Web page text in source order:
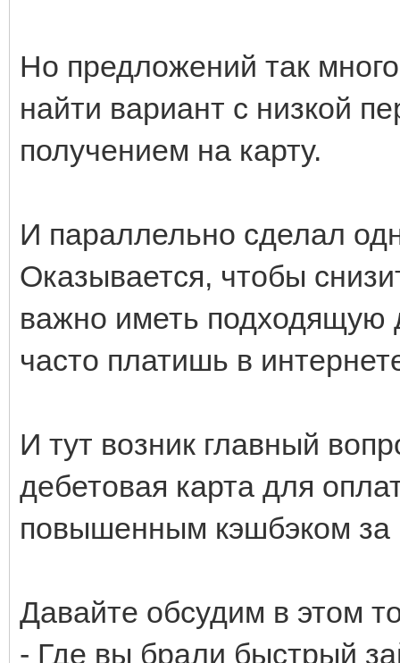
Но предложений так
найти вариант с низкой
получением на карту.
И параллельно сделал
Оказывается, чтобы
важно иметь подходящую
часто платишь в
И тут возник главный
дебетовая карта для
повышенным кэшбэком за
Давайте обсудим в этом
- Где вы брали быстрый